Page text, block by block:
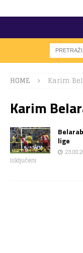
HOME Karim
Karim
lige
isključeni